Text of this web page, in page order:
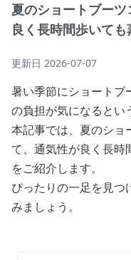
夏のショートブー
良く長時間歩いて
更新日 2026-07-07
暑い季節にショートブ
の負担が気になるとい
本記事では、夏のショ
て、通気性が良く長時
をご紹介します。
ぴったりの一足を見つ
みましょう。